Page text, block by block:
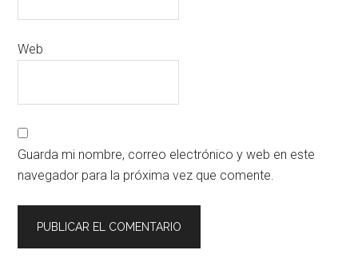
Web
Guarda mi nombre, correo electrónico y web en este
navegador para la próxima vez que comente.